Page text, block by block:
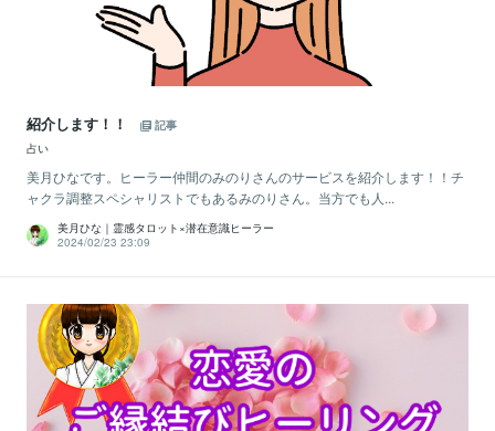
紹介します！！
記事
占い
美月ひなです。ヒーラー仲間のみのりさんのサービスを紹介します！！チ
ャクラ調整スペシャリストでもあるみのりさん。当方でも人...
美月ひな｜霊感タロット×潜在意識ヒーラー
2024/02/23 23:09